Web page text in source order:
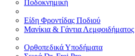
Ποδοκνημική
Είδη Φροντίδας Ποδιού
Μανίκια & Γάντια Λεμφοιδήματος
Ορθοπεδικά Υποδήματα